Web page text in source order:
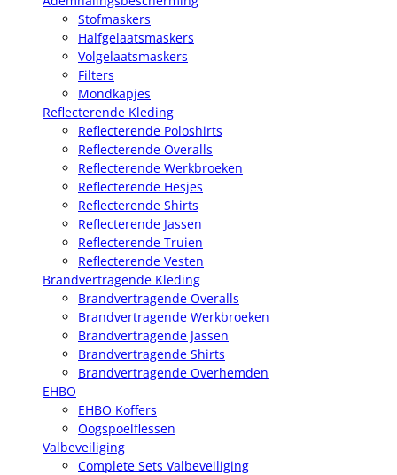
Stofmaskers
Halfgelaatsmaskers
Volgelaatsmaskers
Filters
Mondkapjes
Reflecterende Kleding
Reflecterende Poloshirts
Reflecterende Overalls
Reflecterende Werkbroeken
Reflecterende Hesjes
Reflecterende Shirts
Reflecterende Jassen
Reflecterende Truien
Reflecterende Vesten
Brandvertragende Kleding
Brandvertragende Overalls
Brandvertragende Werkbroeken
Brandvertragende Jassen
Brandvertragende Shirts
Brandvertragende Overhemden
EHBO
EHBO Koffers
Oogspoelflessen
Valbeveiliging
Complete Sets Valbeveiliging